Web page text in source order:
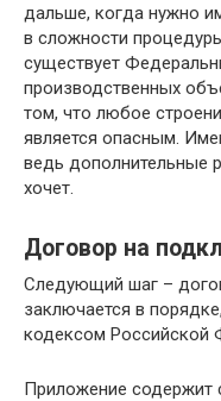
дальше, когда нужно
в сложности
существует
производственных
том, что любое
является опасным.
ведь дополнительные
хочет.
Договор на
Следующий шаг –
заключается в
кодексом Российской
Приложение